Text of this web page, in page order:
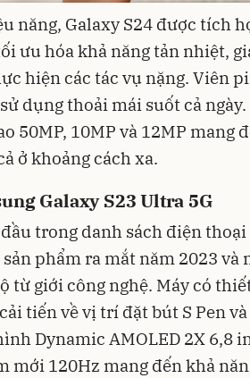
năng, Galaxy S24 được tích
ưu hóa khả năng tản nhiệt,
hiện các tác vụ nặng. Viên
dụng thoải mái suốt cả
50MP, 10MP và 12MP mang
ở khoảng cách xa.
Galaxy S23 Ultra 5G
trong danh sách điện thoại
phẩm ra mắt năm 2023 và
từ giới công nghệ. Máy có
tiến về vị trí đặt bút S Pen
Dynamic AMOLED 2X 6,8
mới 120Hz mang đến khả